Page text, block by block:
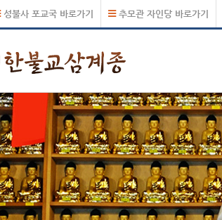
성불사 포교국 바로가기 추모관 자인당 바로가기